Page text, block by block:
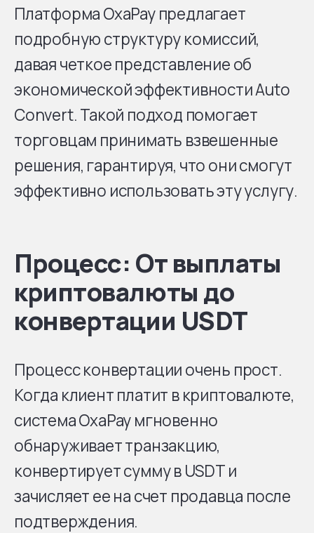
Платформа OxaPay предлагает
подробную структуру комиссий,
давая четкое представление об
экономической эффективности Auto
Convert. Такой подход помогает
торговцам принимать взвешенные
решения, гарантируя, что они смогут
эффективно использовать эту услугу.
Процесс: От выплаты
криптовалюты до
конвертации USDT
Процесс конвертации очень прост.
Когда клиент платит в криптовалюте,
система OxaPay мгновенно
обнаруживает транзакцию,
конвертирует сумму в USDT и
зачисляет ее на счет продавца после
подтверждения.